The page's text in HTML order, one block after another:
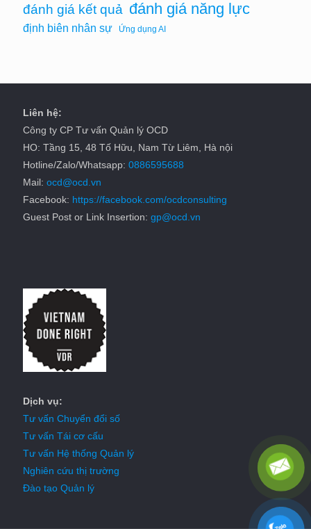
đánh giá kết quả đánh giá năng lực
định biên nhân sự Ứng dụng AI
Liên hệ:
Công ty CP Tư vấn Quản lý OCD
HO: Tầng 15, 48 Tố Hữu, Nam Từ Liêm, Hà nội
Hotline/Zalo/Whatsapp: 0886595688
Mail: ocd@ocd.vn
Facebook: https://facebook.com/ocdconsulting
Guest Post or Link Insertion: gp@ocd.vn
Dịch vụ:
Tư vấn Chuyển đổi số
Tư vấn Tái cơ cấu
Tư vấn Hệ thống Quản lý
Nghiên cứu thị trường
Đào tạo Quản lý